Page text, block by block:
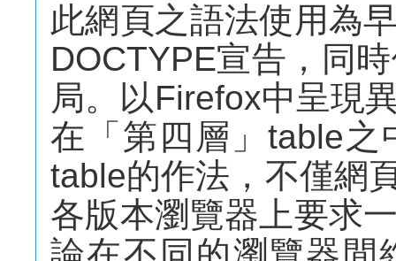
此網頁之語法使用為
DOCTYPE宣告，同
局。以Firefox中呈現
在「第四層」table
table的作法，不僅網
各版本瀏覽器上要求